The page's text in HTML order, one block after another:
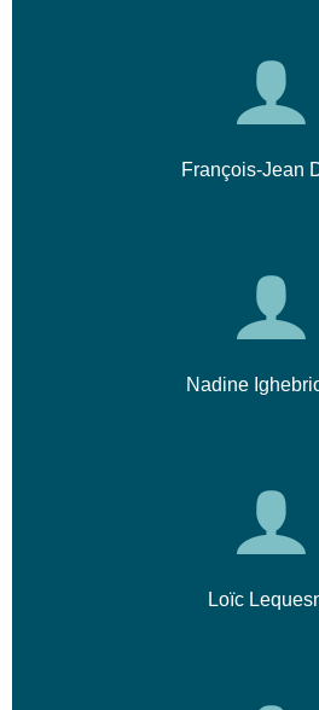
François-Jean
Nadine
Loïc